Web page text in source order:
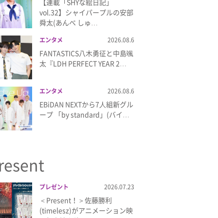
【連載「SHYな絵日記」
vol.32】シャイパープルの安部
舜太(あんべ しゅ…
エンタメ 2026.08.6
FANTASTICS八木勇征と中島颯
太『LDH PERFECT YEAR 2…
エンタメ 2026.08.6
EBiDAN NEXTから7⼈組新グル
ープ 「by standard」(バイ…
プレゼント 2026.07.23
＜Present！＞佐藤勝利
(timelesz)がアニメーション映